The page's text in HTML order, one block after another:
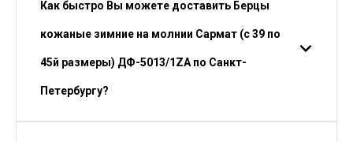
Как быстро Вы можете доставить Берцы
кожаные зимние на молнии Сармат (с 39 по
45й размеры) ДФ-5013/1ZA по Санкт-
Петербургу?